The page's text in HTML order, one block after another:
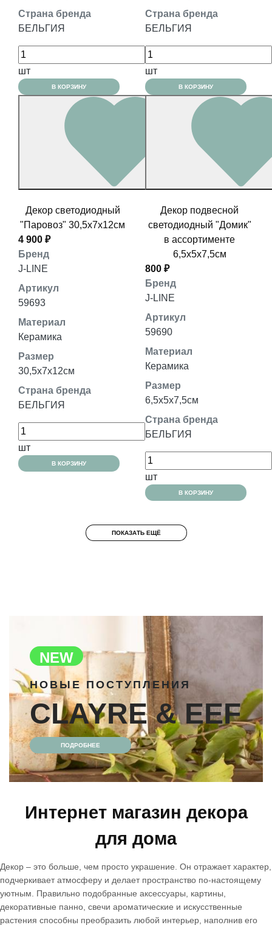
Страна бренда
БЕЛЬГИЯ
шт
В КОРЗИНУ
Страна бренда
БЕЛЬГИЯ
шт
В КОРЗИНУ
Декор светодиодный
"Паровоз" 30,5x7x12см
4 900 ₽
Бренд
J-LINE
Артикул
59693
Материал
Керамика
Размер
30,5x7x12см
Страна бренда
БЕЛЬГИЯ
шт
В КОРЗИНУ
Декор подвесной
светодиодный "Домик"
в ассортименте
6,5x5x7,5см
800 ₽
Бренд
J-LINE
Артикул
59690
Материал
Керамика
Размер
6,5x5x7,5см
Страна бренда
БЕЛЬГИЯ
шт
В КОРЗИНУ
ПОКАЗАТЬ ЕЩЁ
NEW
НОВЫЕ ПОСТУПЛЕНИЯ
CLAYRE & EEF
ПОДРОБНЕЕ
Интернет магазин декора
для дома
Декор – это больше, чем просто украшение. Он отражает характер,
подчеркивает атмосферу и делает пространство по-настоящему
уютным. Правильно подобранные аксессуары, картины,
декоративные панно, свечи ароматические и искусственные
растения способны преобразить любой интерьер, наполнив его